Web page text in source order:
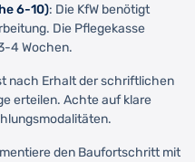
6-10): Die KfW benötigt
Die Pflegekasse
4 Wochen.
nach Erhalt der schriftlichen
erteilen. Achte auf klare
den Baufortschritt mit